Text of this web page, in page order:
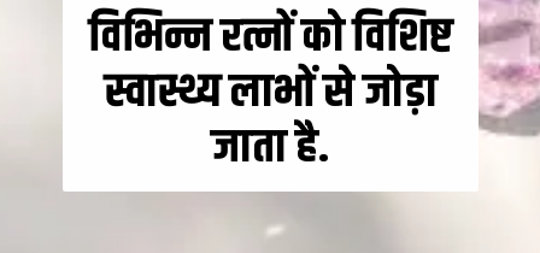
विभिन्न रत्नों को विशिष्ट
स्वास्थ्य लाभों से जोड़ा
जाता है.